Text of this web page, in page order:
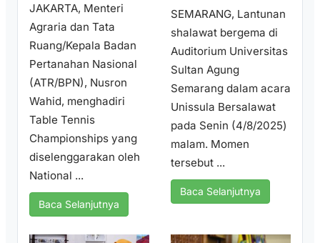
JAKARTA, Menteri
Agraria dan Tata
Ruang/Kepala Badan
Pertanahan Nasional
(ATR/BPN), Nusron
Wahid, menghadiri
Table Tennis
Championships yang
diselenggarakan oleh
National ...
Baca Selanjutnya
SEMARANG, Lantunan
shalawat bergema di
Auditorium Universitas
Sultan Agung
Semarang dalam acara
Unissula Bersalawat
pada Senin (4/8/2025)
malam. Momen
tersebut ...
Baca Selanjutnya